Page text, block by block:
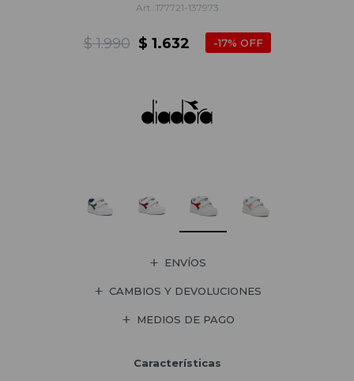
177721-137973
$ 1.632
$ 1.990 17
ENVÍOS
CAMBIOS Y DEVOLUCIONES
MEDIOS DE PAGO
Características